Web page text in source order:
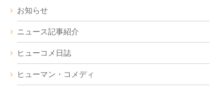
お知らせ
ニュース記事紹介
ヒューコメ日誌
ヒューマン・コメディ